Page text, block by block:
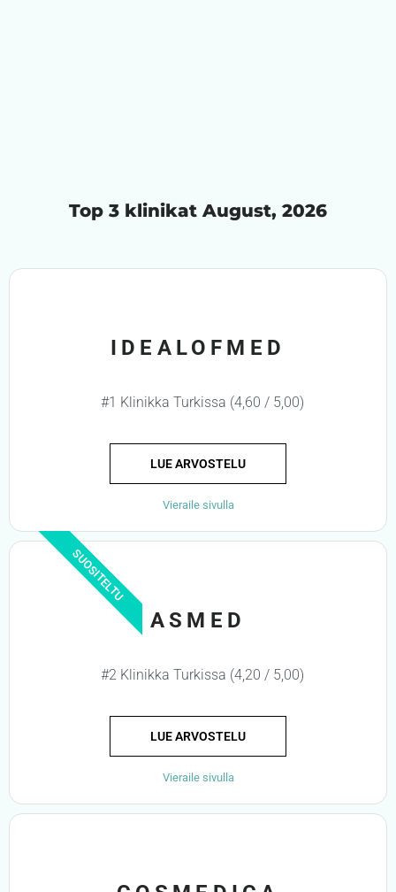
Top 3 klinikat August, 2026
IDEALOFMED
#1 Klinikka Turkissa (4,60 / 5,00)
LUE ARVOSTELU
Vieraile sivulla
SUOSITELTU
ASMED
#2 Klinikka Turkissa (4,20 / 5,00)
LUE ARVOSTELU
Vieraile sivulla